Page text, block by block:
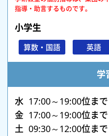
指導・助言するものです。
小学生
算数・国語 英語
学
水 17:00～19:00位まで
金 17:00～19:00位まで
土 09:30～12:00位まで